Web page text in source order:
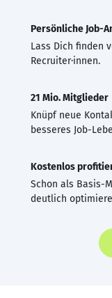
Persönliche Job-
Lass Dich finden
Recruiter·innen.
21 Mio. Mitglieder
Knüpf neue
besseres Job-
Kostenlos
Schon als Basis-
deutlich